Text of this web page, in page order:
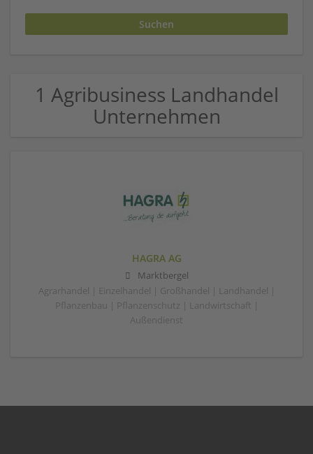
1 Agribusiness Landhandel
Unternehmen
HAGRA AG
Marktbergel
Agrarhandel | Einzelhandel | Großhandel | Landhandel |
Pflanzenbau | Pflanzenschutz | Landwirtschaft |
Außendienst